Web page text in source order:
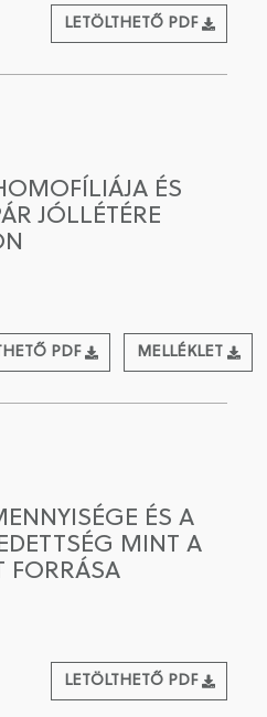
LETÖLTHETŐ PDF
ÉS
JÓLLÉTÉRE
PDF MELLÉKLET
ÉS A
MINT A
FORRÁSA
LETÖLTHETŐ PDF